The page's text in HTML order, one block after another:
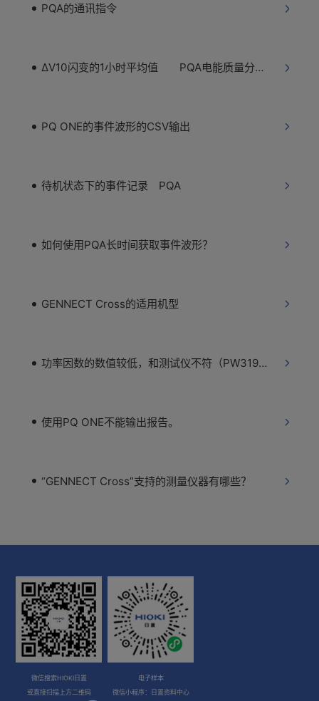
PQA的通讯指令
ΔV10闪变的1小时平均值 PQA电能质量分析仪
PQ ONE的事件波形的CSV输出
待机状态下的事件记录 PQA
如何使用PQA长时间获取事件波形？
GENNECT Cross的适用机型
功率因数的数值较低，和测试仪不符（PW3198）
使用PQ ONE不能输出报告。
“GENNECT Cross”支持的测量仪器有哪些？
微信搜索HIOKI日置
或直接扫描上方二维码
电子样本
微信小程序：日置资料中心